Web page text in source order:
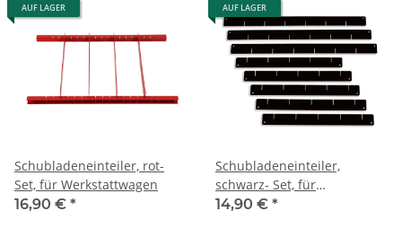
AUF LAGER
Schubladeneinteiler, rot-
Set, für Werkstattwagen
16,90 € *
AUF LAGER
Schubladeneinteiler,
schwarz- Set, für
Werkstattwagen
14,90 € *